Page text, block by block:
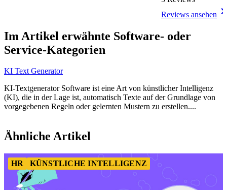
Reviews ansehen
1
of
3
Im Artikel erwähnte Software- oder
Service-Kategorien
KI Text Generator
KI-Textgenerator Software ist eine Art von künstlicher Intelligenz
(KI), die in der Lage ist, automatisch Texte auf der Grundlage von
vorgegebenen Regeln oder gelernten Mustern zu erstellen....
1
of
Ähnliche Artikel
HR KÜNSTLICHE INTELLIGENZ